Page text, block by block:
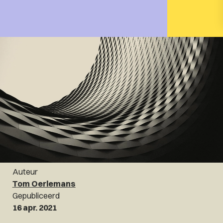
Auteur
Tom Oerlemans
Gepubliceerd
16 apr. 2021